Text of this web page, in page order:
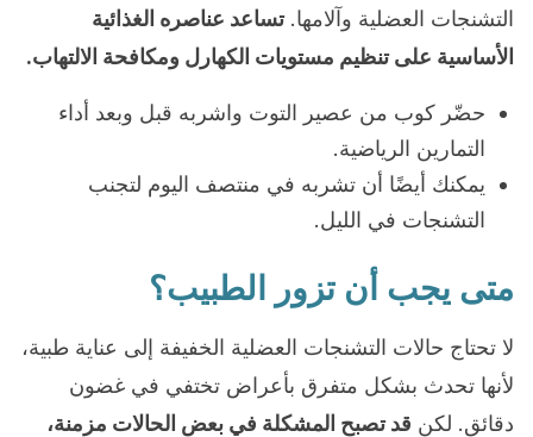
التشنجات العضلية وآلامها.تساعد عناصره الغذائية
الأساسية على تنظيم مستويات الكهارل ومكافحة الالتهاب.
حضّر كوب من عصير التوت واشربه قبل وبعد أداء
التمارين الرياضية.
يمكنك أيضًا أن تشربه في منتصف اليوم لتجنب
التشنجات في الليل.
متى يجب أن تزور الطبيب؟
لا تحتاج حالات التشنجات العضلية الخفيفة إلى عناية طبية،
لأنها تحدث بشكل متفرق بأعراض تختفي في غضون
دقائق. لكن قد تصبح المشكلة في بعض الحالات مزمنة،